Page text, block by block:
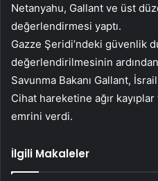
Netanyahu, Gallant ve üst
değerlendirmesi yaptı.
Gazze Şeridi’ndeki güvenlik
değerlendirilmesinin
Savunma Bakanı Gallant,
Cihat hareketine ağır
emrini verdi.
İlgili Makaleler